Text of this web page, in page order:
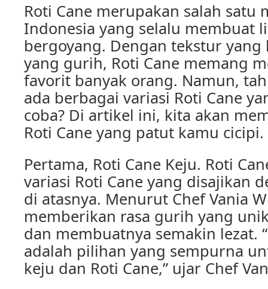
Roti Cane merupakan salah satu
Indonesia yang selalu membuat
bergoyang. Dengan tekstur
yang gurih, Roti Cane memang
favorit banyak orang. Namun,
ada berbagai variasi Roti Cane
coba? Di artikel ini, kita akan
Roti Cane yang patut kamu cicipi.
Pertama, Roti Cane Keju. Roti
variasi Roti Cane yang disajikan
di atasnya. Menurut Chef Vania
memberikan rasa gurih yang
dan membuatnya semakin lezat.
adalah pilihan yang sempurna
keju dan Roti Cane,” ujar Chef